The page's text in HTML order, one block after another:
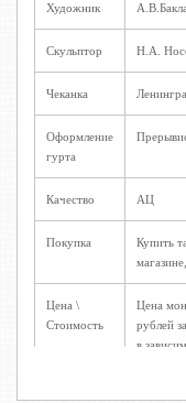
Художник
Скульптор Н.А.
Чеканка
Оформление
гурта
Качество АЦ
Покупка
Купить
Цена \
Стоимость
Цена
рублей
в